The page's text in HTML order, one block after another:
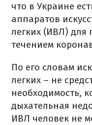
что в Украине
аппаратов
легких (ИВЛ) для
течением
По его словам
легких – не
необходимость,
дыхательная
ИВЛ человек не